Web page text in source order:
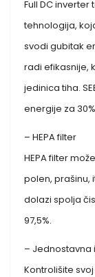
Full DC
tehnologija,
svodi gubitak
radi efikasnije,
jedinica tiha.
energije za
– HEPA filter
HEPA filter
polen, prašinu,
dolazi spolja
97,5%.
– Jednostavna
Kontrolišite